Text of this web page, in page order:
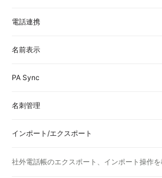
電話連携
名前表示
PA Sync
名刺管理
インポート/エクスポート
社外電話帳のエクスポート、インポート操作